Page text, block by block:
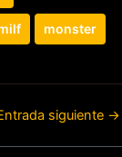
monster
siguiente →